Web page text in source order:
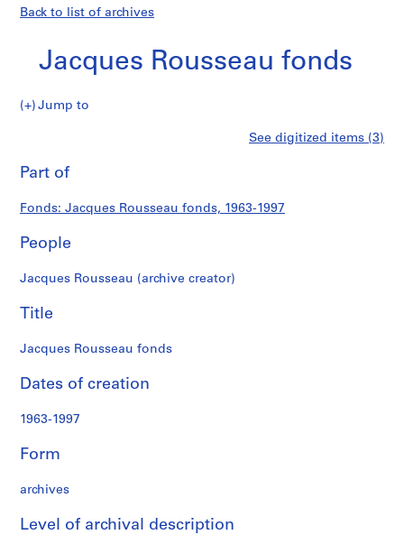
Back to list of archives
Jacques Rousseau fonds
Jacques
Jump to
i
s
:
a
n
t
e
r
q
u
s
Rousseau
fonds
See digitized items (3)
Part of
Fonds: Jacques Rousseau fonds, 1963-1997
People
Jacques Rousseau (archive creator)
Title
Jacques Rousseau fonds
Dates of creation
1963-1997
Form
archives
Level of archival description